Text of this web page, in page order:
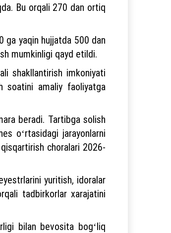
Bu orqali 270 dan ortiq
ga yaqin hujjatda 500 dan
mumkinligi qayd etildi.
shakllantirish imkoniyati
soatini amaliy faoliyatga
beradi. Tartibga solish
oʻrtasidagi jarayonlarni
choralari 2026-
yuritish, idoralar
tadbirkorlar xarajatini
bilan bevosita bogʻliq